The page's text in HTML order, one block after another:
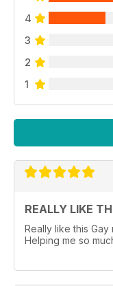
4
3
2
1
REALLY LIKE
Really like this Gay
Helping me so